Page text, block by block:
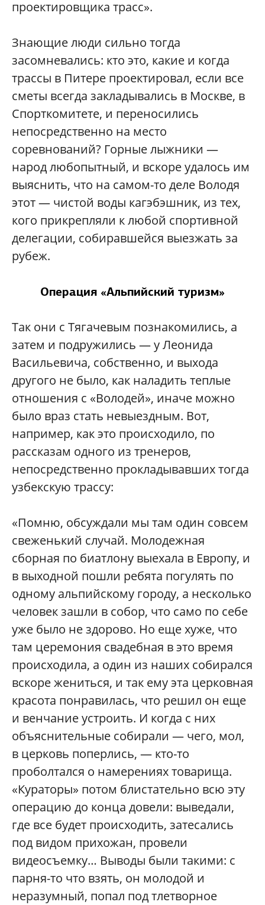
проектировщика трасс».
Знающие люди сильно тогда
засомневались: кто это, какие и когда
трассы в Питере проектировал, если все
сметы всегда закладывались в Москве, в
Спорткомитете, и переносились
непосредственно на место
соревнований? Горные лыжники —
народ любопытный, и вскоре удалось им
выяснить, что на самом-то деле Володя
этот — чистой воды кагэбэшник, из тех,
кого прикрепляли к любой спортивной
делегации, собиравшейся выезжать за
рубеж.
Операция «Альпийский туризм»
Так они с Тягачевым познакомились, а
затем и подружились — у Леонида
Васильевича, собственно, и выхода
другого не было, как наладить теплые
отношения с «Володей», иначе можно
было враз стать невыездным. Вот,
например, как это происходило, по
рассказам одного из тренеров,
непосредственно прокладывавших тогда
узбекскую трассу:
«Помню, обсуждали мы там один совсем
свеженький случай. Молодежная
сборная по биатлону выехала в Европу, и
в выходной пошли ребята погулять по
одному альпийскому городу, а несколько
человек зашли в собор, что само по себе
уже было не здорово. Но еще хуже, что
там церемония свадебная в это время
происходила, а один из наших собирался
вскоре жениться, и так ему эта церковная
красота понравилась, что решил он еще
и венчание устроить. И когда с них
объяснительные собирали — чего, мол,
в церковь поперлись, — кто-то
проболтался о намерениях товарища.
«Кураторы» потом блистательно всю эту
операцию до конца довели: выведали,
где все будет происходить, затесались
под видом прихожан, провели
видеосъемку… Выводы были такими: с
парня-то что взять, он молодой и
неразумный, попал под тлетворное